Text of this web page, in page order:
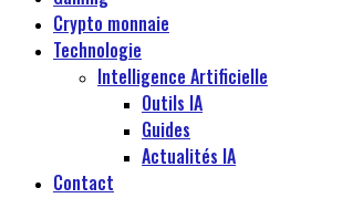
Crypto monnaie
Technologie
Intelligence Artificielle
Outils IA
Guides
Actualités IA
Contact